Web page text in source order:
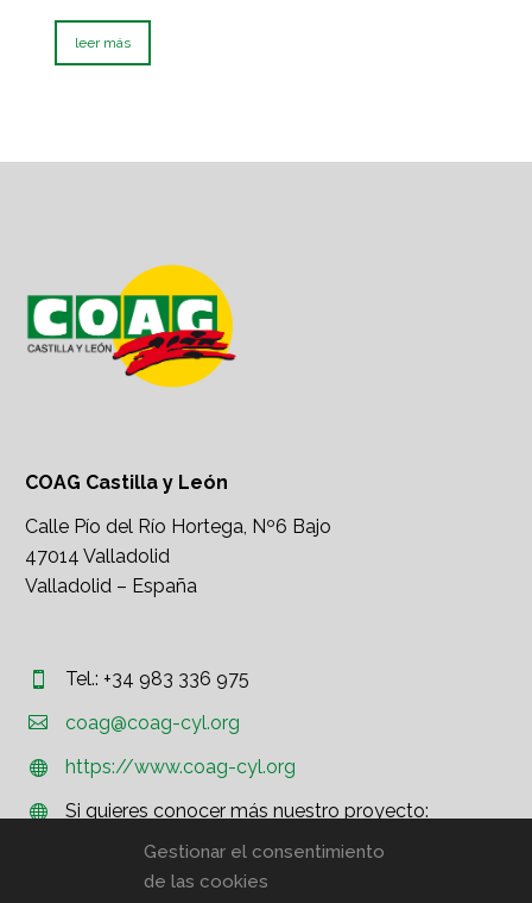
Gestionar el consentimiento
de las cookies
leer más
COAG Castilla y León
Calle Pío del Río Hortega, Nº6 Bajo
47014 Valladolid
Valladolid – España

 Tel.: +34 983 336 975

 coag@coag-cyl.org

 https://www.coag-cyl.org


Si quieres conocer más nuestro proyecto:
http://www.coag.org